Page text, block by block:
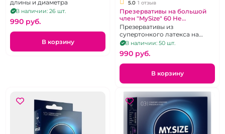
длины и диаметра
В наличии: 26 шт.
990 pуб.
В корзину
5.0 1 отзыв
Презервативы на большой
член "MySize" 60 Не
стандартная ширина
Презервативы из
супертонкого латекса на
большой член 193Х60 мм. 3
В наличии: 50 шт.
990 pуб.
В корзину